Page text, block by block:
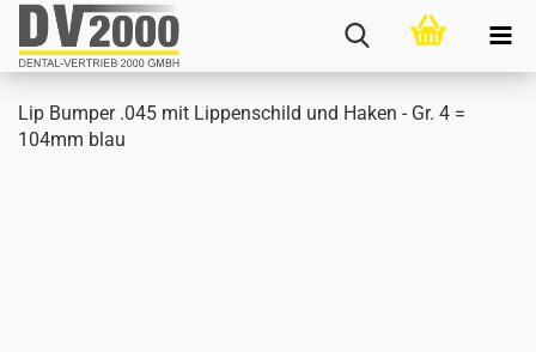
Lip Bum­per .045 mit Lip­pen­schild und Haken - Gr. 4 =
104mm blau